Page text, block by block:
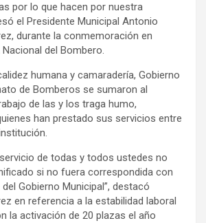
por lo que hacen por nuestra
el Presidente Municipal Antonio
durante la conmemoración en
del Bombero.
humana y camaradería, Gobierno
de Bomberos se sumaron al
de las y los traga humo,
han prestado sus servicios entre
de todas y todos ustedes no
si no fuera correspondida con
Gobierno Municipal”, destacó
en referencia a la estabilidad laboral
la activación de 20 plazas el año